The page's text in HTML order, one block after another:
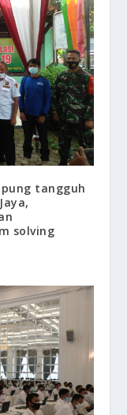
tangguh
solving